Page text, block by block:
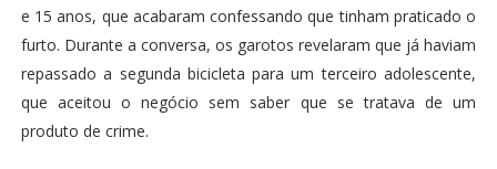
e 15 anos, que acabaram confessando que tinham praticado o
furto. Durante a conversa, os garotos revelaram que já haviam
repassado a segunda bicicleta para um terceiro adolescente,
que aceitou o negócio sem saber que se tratava de um
produto de crime.